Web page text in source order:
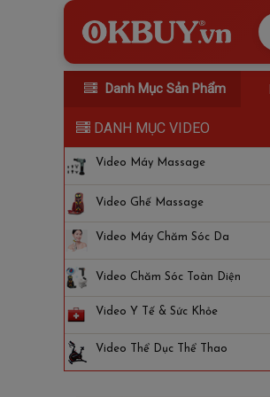
Danh Mục Sản Phẩm
DANH MỤC VIDEO
Video Máy Massage
Video Ghế Massage
Video Máy Chăm Sóc Da
Video Chăm Sóc Toàn Diện
Video Y Tế & Sức Khỏe
Video Thể Dục Thể Thao